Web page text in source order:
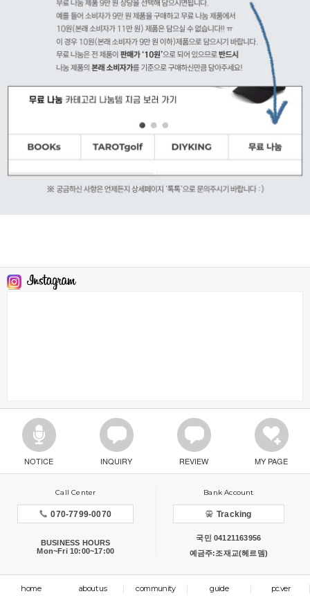
NOTICE INQUIRY REVIEW MY PAGE
Call Center
070-7799-0070
BUSINESS HOURS
Mon~Fri 10:00~17:00
Bank Account
Tracking
국민 04121163956
예금주:조재교(헤르뎀)
home about us community guide pc.ver